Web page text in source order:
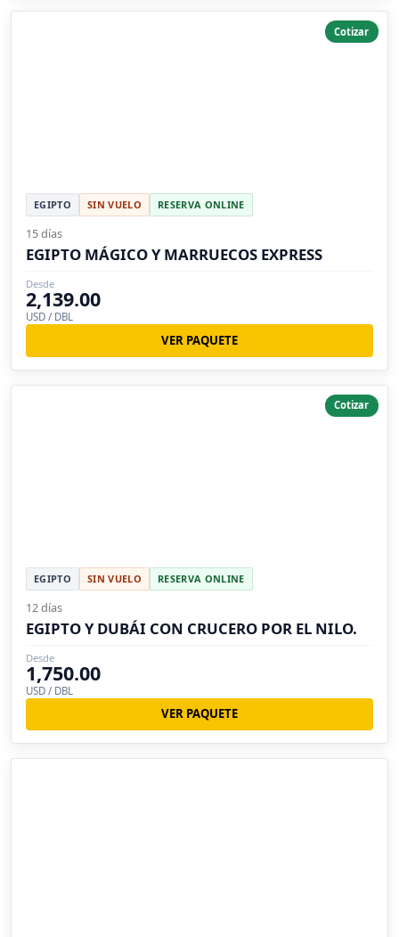
Cotizar
EGIPTO SIN VUELO RESERVA ONLINE
15 días
EGIPTO MÁGICO Y MARRUECOS EXPRESS
Desde
2,139.00
USD / DBL
VER PAQUETE
Cotizar
EGIPTO SIN VUELO RESERVA ONLINE
12 días
EGIPTO Y DUBÁI CON CRUCERO POR EL NILO.
Desde
1,750.00
USD / DBL
VER PAQUETE